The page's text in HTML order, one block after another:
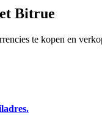
Bitrue
te kopen en